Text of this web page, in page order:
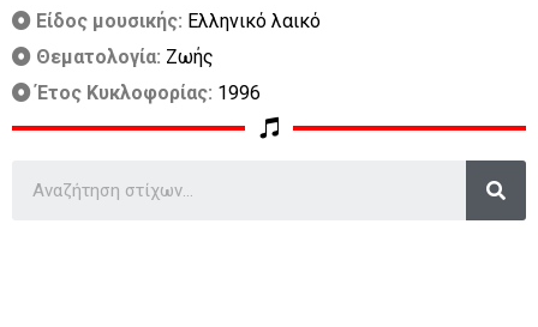
Είδος μουσικής: Ελληνικό λαικό
Θεματολογία: Ζωής
Έτος Κυκλοφορίας: 1996